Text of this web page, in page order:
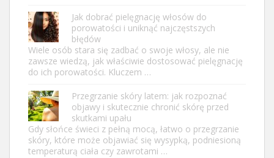
Jak dobrać pielęgnację włosów do
porowatości i uniknąć najczęstszych
błędów
Wiele osób stara się zadbać o swoje włosy, ale nie
zawsze wiedzą, jak właściwie dostosować pielęgnację
do ich porowatości. Kluczem …
Przegrzanie skóry latem: jak rozpoznać
objawy i skutecznie chronić skórę przed
skutkami upału
Gdy słońce świeci z pełną mocą, łatwo o przegrzanie
skóry, które może objawiać się wysypką, podniesioną
temperaturą ciała czy zawrotami …